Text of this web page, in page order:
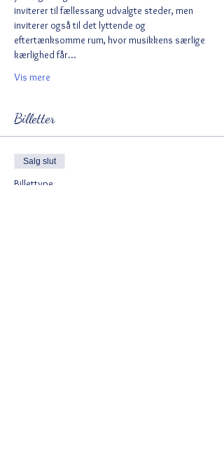
inviterer til fællessang udvalgte steder, men
inviterer også til det lyttende og
eftertænksomme rum, hvor musikkens særlige
kærlighed får…
Vis mere
Billetter
Salg slut
Billettype